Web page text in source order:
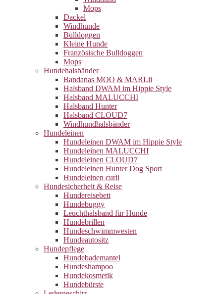
Mops
Dackel
Windhunde
Bulldoggen
Kleine Hunde
Französische Bulldoggen
Mops
Hundehalsbänder
Bandanas MOO & MARLii
Halsband DWAM im Hippie Style
Halsband MALUCCHI
Halsband Hunter
Halsband CLOUD7
Windhundhalsbänder
Hundeleinen
Hundeleinen DWAM im Hippie Style
Hundeleinen MALUCCHI
Hundeleinen CLOUD7
Hundeleinen Hunter Dog Sport
Hundeleinen curli
Hundesicherheit & Reise
Hundereisebett
Hundebuggy
Leuchthalsband für Hunde
Hundebrillen
Hundeschwimmwesten
Hundeautositz
Hundepflege
Hundebademantel
Hundeshampoo
Hundekosmetik
Hundebürste